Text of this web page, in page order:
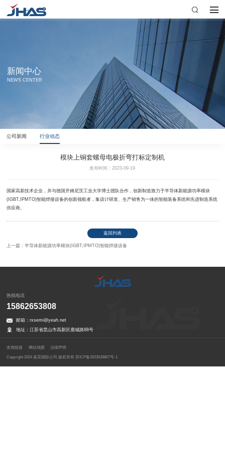
新闻中心
NEWS CENTER
公司新闻 行业动态
模块上铜套螺母电极折弯打标定制机
发布时间：2023-09-19
国家高新技术企业，并与德国开姆尼茨工业大学博士团队合作，创新制造致力于半导体新能源功率模块
(IGBT,IPMTO)智能焊接设备的创新领航者，集设计研发、生产销售为一体的智能装备系统和先进制造系统
供应商。
返回列表
上一篇：半导体新能源功率模块(IGBT,IPMTO)智能焊接设备
热线电话
15862653808
邮箱：rxsemi@yeah.net
地址：江苏省昆山市高新区鹿城路88号
友情链接 网站地图 法律声明
Copyright 2024 嘉昊国际公司 版权所有苏ICP备2023039807号-1